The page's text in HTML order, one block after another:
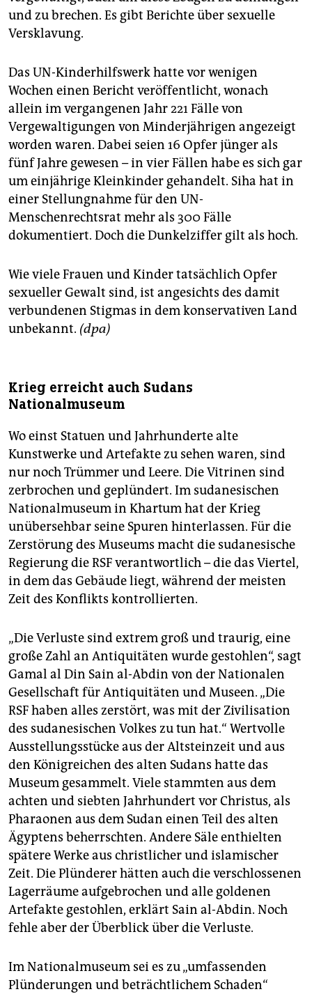
und zu brechen. Es gibt Berichte über sexuelle
Versklavung.
Das UN-Kinderhilfswerk hatte vor wenigen
Wochen einen Bericht veröffentlicht, wonach
allein im vergangenen Jahr 221 Fälle von
Vergewaltigungen von Minderjährigen angezeigt
worden waren. Dabei seien 16 Opfer jünger als
fünf Jahre gewesen – in vier Fällen habe es sich gar
um einjährige Kleinkinder gehandelt. Siha hat in
einer Stellungnahme für den UN-
Menschenrechtsrat mehr als 300 Fälle
dokumentiert. Doch die Dunkelziffer gilt als hoch.
Wie viele Frauen und Kinder tatsächlich Opfer
sexueller Gewalt sind, ist angesichts des damit
verbundenen Stigmas in dem konservativen Land
unbekannt. (dpa)
Krieg erreicht auch Sudans
Nationalmuseum
Wo einst Statuen und Jahrhunderte alte
Kunstwerke und Artefakte zu sehen waren, sind
nur noch Trümmer und Leere. Die Vitrinen sind
zerbrochen und geplündert. Im sudanesischen
Nationalmuseum in Khartum hat der Krieg
unübersehbar seine Spuren hinterlassen. Für die
Zerstörung des Museums macht die sudanesische
Regierung die RSF verantwortlich – die das Viertel,
in dem das Gebäude liegt, während der meisten
Zeit des Konflikts kontrollierten.
„Die Verluste sind extrem groß und traurig, eine
große Zahl an Antiquitäten wurde gestohlen“, sagt
Gamal al Din Sain al-Abdin von der Nationalen
Gesellschaft für Antiquitäten und Museen. „Die
RSF haben alles zerstört, was mit der Zivilisation
des sudanesischen Volkes zu tun hat.“ Wertvolle
Ausstellungsstücke aus der Altsteinzeit und aus
den Königreichen des alten Sudans hatte das
Museum gesammelt. Viele stammten aus dem
achten und siebten Jahrhundert vor Christus, als
Pharaonen aus dem Sudan einen Teil des alten
Ägyptens beherrschten. Andere Säle enthielten
spätere Werke aus christlicher und islamischer
Zeit. Die Plünderer hätten auch die verschlossenen
Lagerräume aufgebrochen und alle goldenen
Artefakte gestohlen, erklärt Sain al-Abdin. Noch
fehle aber der Überblick über die Verluste.
Im Nationalmuseum sei es zu „umfassenden
Plünderungen und beträchtlichem Schaden“